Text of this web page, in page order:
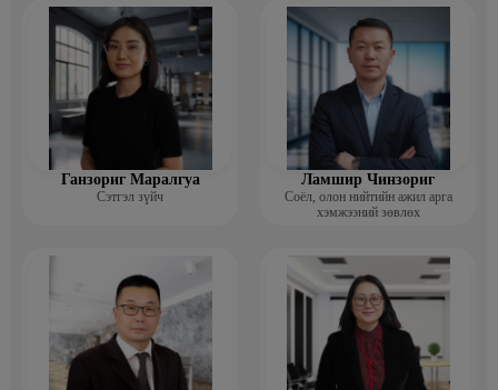
Ганзориг Маралгуа
Сэтгэл зүйч
Ламшир Чинзориг
Соёл, олон нийтийн ажил арга
хэмжээний зөвлөх